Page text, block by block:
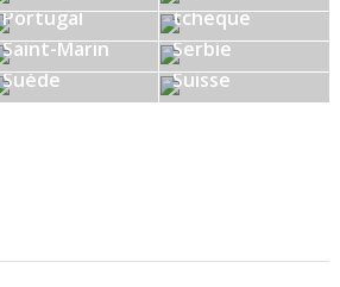
Portugal
tchèque
Saint-Marin
Serbie
Suède
Suisse